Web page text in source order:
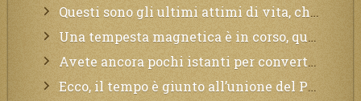
Questi sono gli ultimi attimi di vita, chi si vuole salvare Mi chiami in suo aiuto.
Una tempesta magnetica è in corso, questa generazione patirà. Il black out non tarderà ad arrivare e tutta la Terra sarà oscurata.
Avete ancora pochi istanti per convertirvi, non perdete tempo, la sciagura arriverà all’improvviso e per chi non si sarà preparato saranno dolori.
Ecco, il tempo è giunto all’unione del Padre con il figlio, non avete che da attendere pochissimo.